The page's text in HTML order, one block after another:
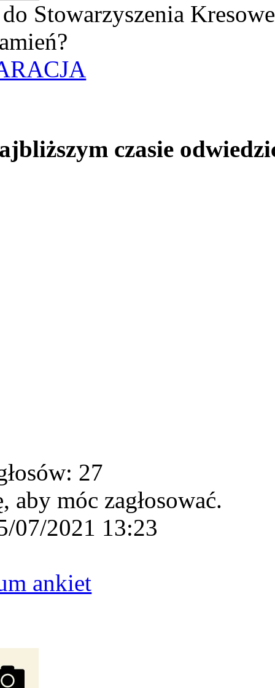
Stowarzyszenia
czasie
27
aby móc zagłosować.
07/2021 13:23
ankiet